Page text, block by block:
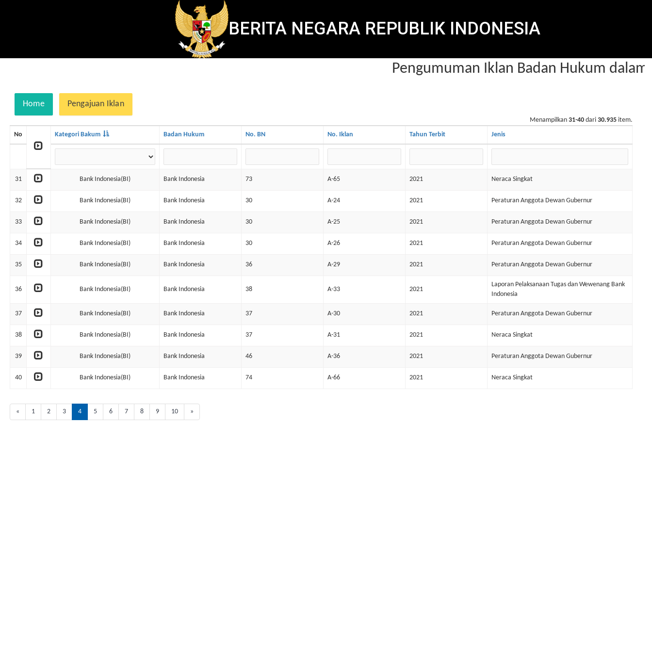
BERITA NEGARA REPUBLIK INDONESIA
Pengumuman Iklan Badan Hukum dalam
Home Pengajuan Iklan
Menampilkan 31-40 dari 30.935 item.
No
Kategori Bakum Badan Hukum No. BN No. Iklan Tahun Terbit Jenis
31 Bank Indonesia(BI) Bank Indonesia 73 A-65 2021 Neraca Singkat
32 Bank Indonesia(BI) Bank Indonesia 30 A-24 2021 Peraturan Anggota Dewan Gubernur
33 Bank Indonesia(BI) Bank Indonesia 30 A-25 2021 Peraturan Anggota Dewan Gubernur
34 Bank Indonesia(BI) Bank Indonesia 30 A-26 2021 Peraturan Anggota Dewan Gubernur
35 Bank Indonesia(BI) Bank Indonesia 36 A-29 2021 Peraturan Anggota Dewan Gubernur
36 Bank Indonesia(BI) Bank Indonesia 38 A-33 2021
Laporan Pelaksanaan Tugas dan Wewenang Bank
Indonesia
37 Bank Indonesia(BI) Bank Indonesia 37 A-30 2021 Peraturan Anggota Dewan Gubernur
38 Bank Indonesia(BI) Bank Indonesia 37 A-31 2021 Neraca Singkat
39 Bank Indonesia(BI) Bank Indonesia 46 A-36 2021 Peraturan Anggota Dewan Gubernur
40 Bank Indonesia(BI) Bank Indonesia 74 A-66 2021 Neraca Singkat
« 1 2 3 4 5 6 7 8 9 10 »